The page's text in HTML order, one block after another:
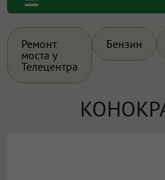
Ремонт
моста у
Телецентра
Бензин